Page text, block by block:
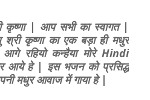
कृष्णा | आप सभी का स्वागत |
कृष्णा का एक बड़ा ही मधुर
रहियो कन्हैया मोरे Hindi
हे | इस भजन को प्रसिद्ध
मधुर आवाज में गाया हे |